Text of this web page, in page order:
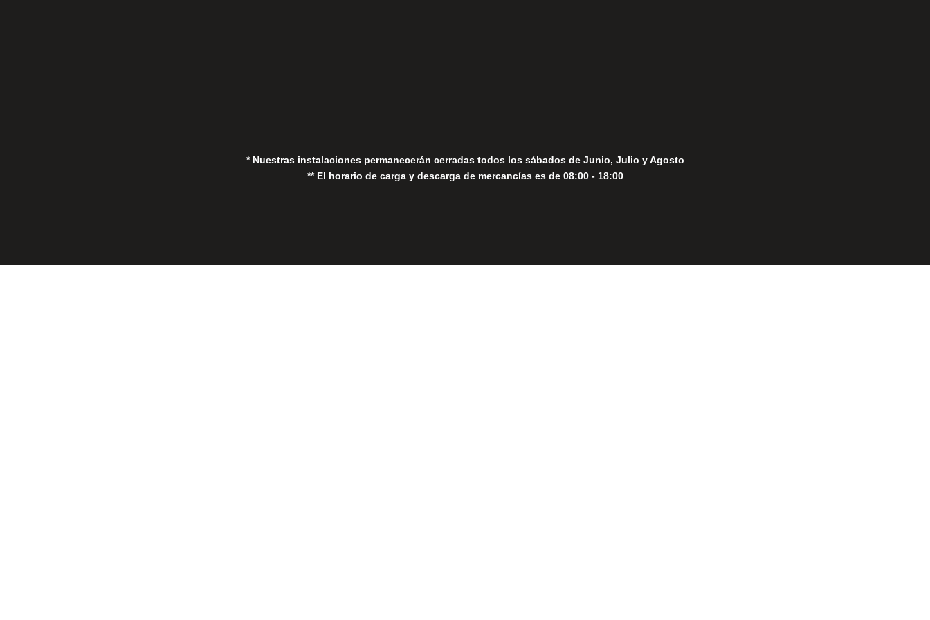
* Nuestras instalaciones permanecerán cerradas todos los sábados de Junio, Julio y Agosto
** El horario de carga y descarga de mercancías es de 08:00 - 18:00